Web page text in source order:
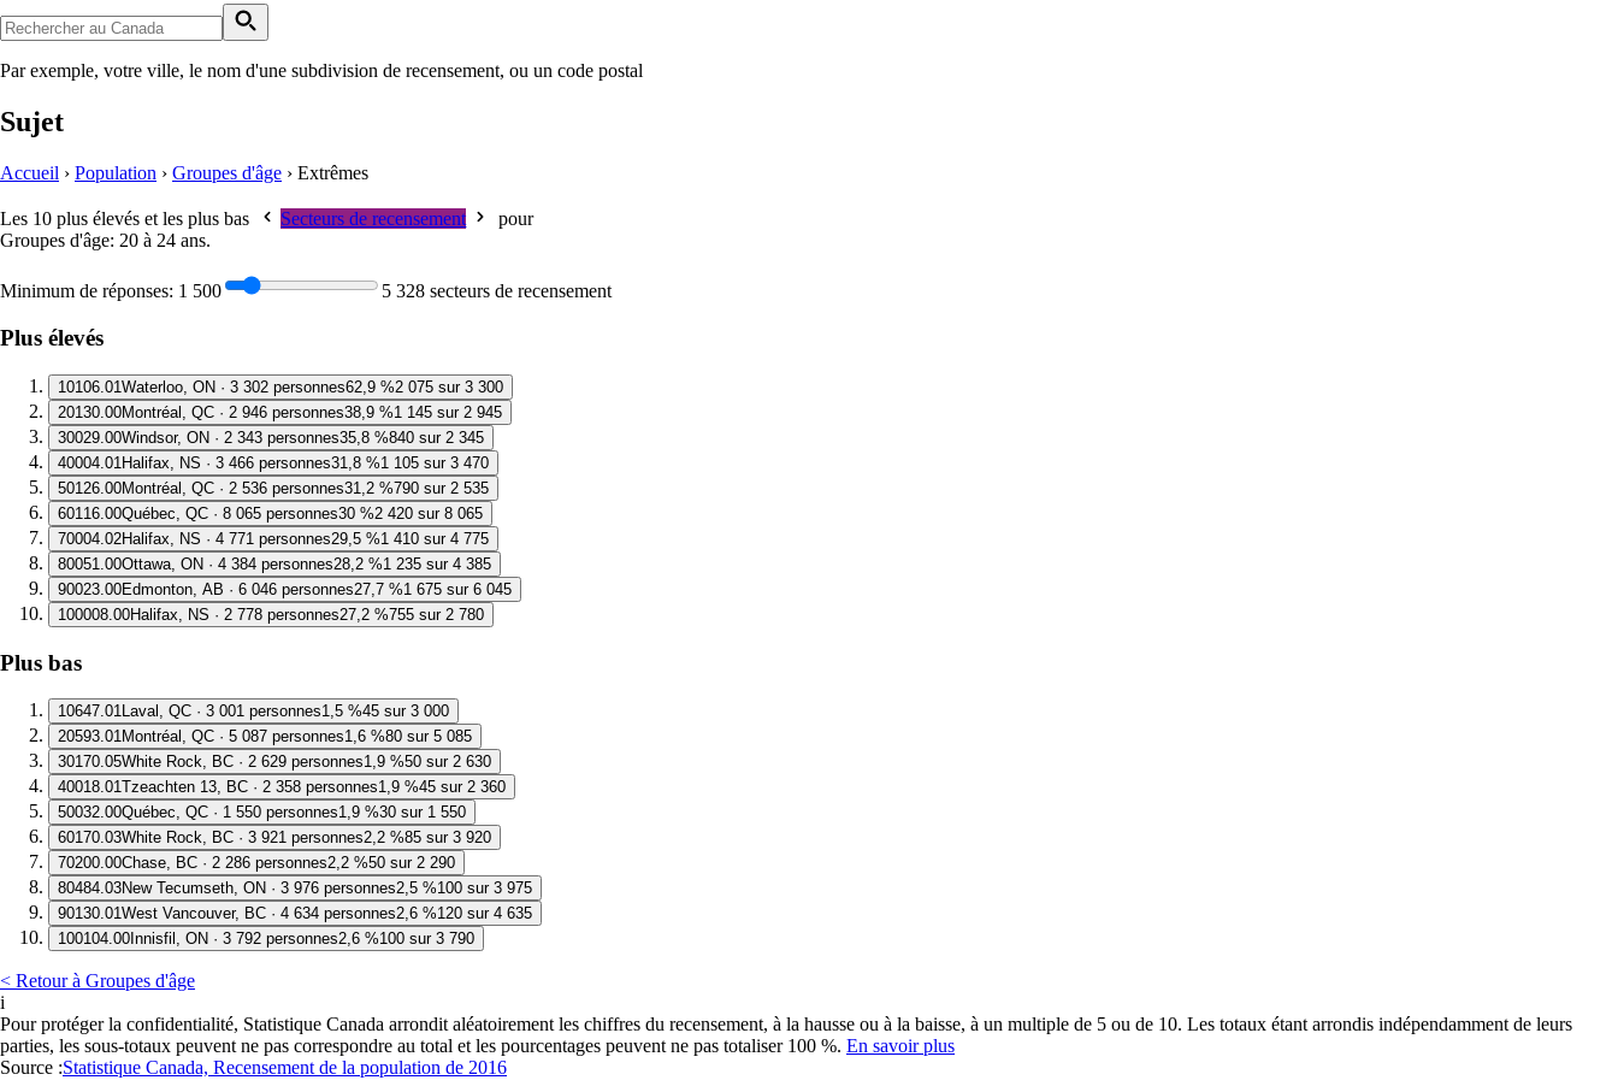
Par exemple, votre ville, le nom d'une subdivision de recensement, ou un code postal
Sujet
Accueil › Population › Groupes d'âge › Extrêmes
Les 10 plus élevés et les plus bas Secteurs de recensement
pour
Groupes d'âge: 20 à 24 ans.
Minimum de réponses: 1 500 5 328 secteurs de recensement
Plus élevés
1 0106.01 Waterloo, ON · 3 302 personnes62,9 %2 075 sur 3 300
20130.00Montréal, QC · 2 946 personnes38,9 %1 145 sur 2 945
30029.00Windsor, ON · 2 343 personnes35,8 %840 sur 2 345
40004.01 Halifax, NS · 3 466 personnes31,8 %1 105 sur 3 470
50126.00Montréal, QC · 2 536 personnes31,2 %790 sur 2 535
60116.00Québec, QC · 8 065 personnes30 %2 420 sur 8 065
70004.02Halifax, NS · 4 771 personnes29,5 %1 410 sur 4 775
80051.00Ottawa, ON · 4 384 personnes28,2 %1 235 sur 4 385
90023.00Edmonton, AB · 6 046 personnes27,7 %1 675 sur 6 045
100008.00Halifax, NS · 2 778 personnes27,2 %755 sur 2 780
Plus bas
10647.01Laval, QC · 3 001 personnes1,5 %45 sur 3 000
20593.01Montréal, QC · 5 087 personnes1,6 %80 sur 5 085
30170.05White Rock, BC · 2 629 personnes1,9 %50 sur 2 630
40018.01Tzeachten 13, BC · 2 358 personnes1,9 %45 sur 2 360
50032.00Québec, QC · 1 550 personnes1,9 %30 sur 1 550
60170.03White Rock, BC · 3 921 personnes2,2 %85 sur 3 920
70200.00Chase, BC · 2 286 personnes2,2 %50 sur 2 290
80484.03New Tecumseth, ON · 3 976 personnes2,5 %100 sur 3 975
90130.01West Vancouver, BC · 4 634 personnes2,6 %120 sur 4 635
100104.00 Innisfil, ON · 3 792 personnes2,6 %100 sur 3 790
< Retour à Groupes d'âge
i
Pour protéger la confidentialité, Statistique Canada arrondit aléatoirement les chiffres du recensement, à la hausse ou à la baisse, à un multiple de 5 ou de 10. Les totaux étant arrondis indépendamment de leurs
parties, les sous-totaux peuvent ne pas correspondre au total et les pourcentages peuvent ne pas totaliser 100 %. En savoir plus
Source :Statistique Canada, Recensement de la population de 2016